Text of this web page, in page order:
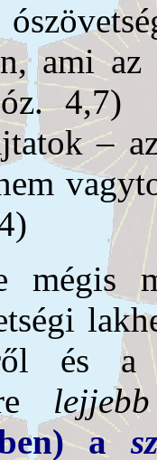
ami
4,7)
–
és a
lejjebb
a